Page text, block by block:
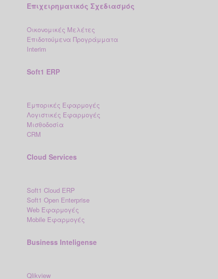
Επιχειρηματικός Σχεδιασμός
Οικονομικές Μελέτες
Επιδοτούμενα Προγράμματα
Interim
Soft1 ERP
Εμπορικές Εφαρμογές
Λογιστικές Εφαρμογές
Μισθοδοσία
CRM
Cloud Services
Soft1 Cloud ERP
Soft1 Open Enterprise
Web Εφαρμογές
Mobile Εφαρμογές
Business Inteligense
Qlikview